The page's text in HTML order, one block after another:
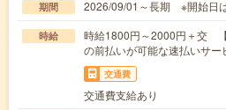
期間 2026/09/01～長期 ※開始日
時給
時給1800円～2000円＋交
の前払いが可能な速払いサー
交通費
交通費支給あり